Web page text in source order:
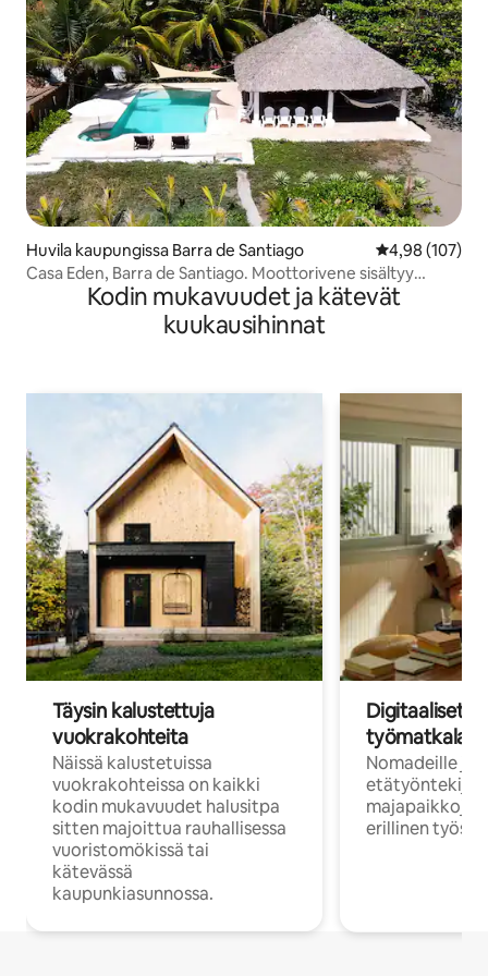
Huvila kaupungissa Barra de Santiago
4,98 (107)
Casa Eden, Barra de Santiago. Moottorivene sisältyy
Kodin mukavuudet ja kätevät
kuukausihinnat
Täysin kalustettuja
vuokrakohteita
Näissä kalustetuissa
vuokrakohteissa on kaikki
kodin mukavuudet halusitpa
sitten majoittua rauhallisessa
vuoristomökissä tai
kätevässä
kaupunkiasunnossa.
Digitaaliset
Nomadeille ja
majapaikkoja,
erillinen